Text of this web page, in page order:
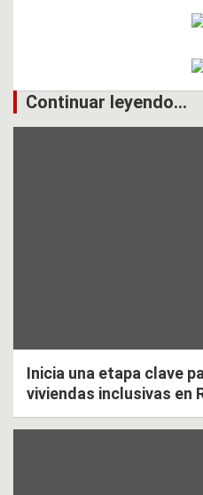
Continuar leyendo...
Inicia una etapa clave
viviendas inclusivas en